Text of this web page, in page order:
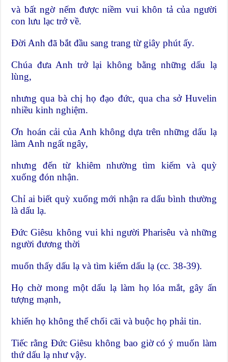
và bất ngờ nếm được niềm vui khôn tả của người
con lưu lạc trở về.
Đời Anh đã bắt đầu sang trang từ giây phút ấy.
Chúa đưa Anh trở lại không bằng những dấu lạ
lùng,
nhưng qua bà chị họ đạo đức, qua cha sở Huvelin
nhiều kinh nghiệm.
Ơn hoán cải của Anh không dựa trên những dấu lạ
làm Anh ngất ngây,
nhưng đến từ khiêm nhường tìm kiếm và quỳ
xuống đón nhận.
Chỉ ai biết quỳ xuống mới nhận ra dấu bình thường
là dấu lạ.
Đức Giêsu không vui khi người Pharisêu và những
người đương thời
muốn thấy dấu lạ và tìm kiếm dấu lạ (cc. 38-39).
Họ chờ mong một dấu lạ làm họ lóa mắt, gây ấn
tượng mạnh,
khiến họ không thể chối cãi và buộc họ phải tin.
Tiếc rằng Đức Giêsu không bao giờ có ý muốn làm
thứ dấu lạ như vậy.